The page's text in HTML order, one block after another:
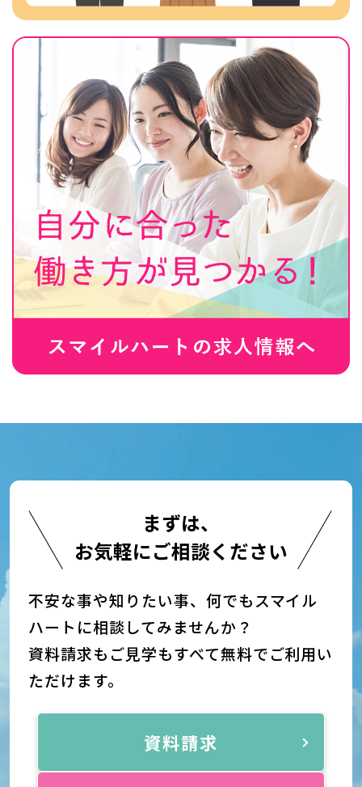
まずは、
お気軽にご相談ください
不安な事や知りたい事、何でもスマイル
ハートに相談してみませんか？
資料請求もご見学もすべて無料でご利用い
ただけます。
資料請求